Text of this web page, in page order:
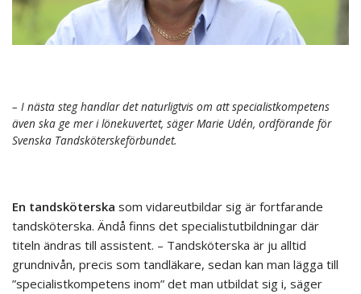
– I nästa steg handlar det naturligtvis om att specialistkompetens
även ska ge mer i lönekuvertet, säger Marie Udén, ordförande för
Svenska Tandsköterskeförbundet.
En tandsköterska som vidareutbildar sig är fortfarande
tandsköterska. Ändå finns det specialistutbildningar där
titeln ändras till assistent. – Tandsköterska är ju alltid
grundnivån, precis som tandläkare, sedan kan man lägga till
”specialistkompetens inom” det man utbildat sig i, säger